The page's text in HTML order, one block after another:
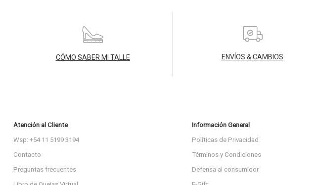
CÓMO SABER MI TALLE ENVÍOS & CAMBIOS
Atención al Cliente
Wsp: +54 11 5199 3194
Contacto
Preguntas frecuentes
Información General
Políticas de Privacidad
Términos y Condiciones
Defensa al consumidor